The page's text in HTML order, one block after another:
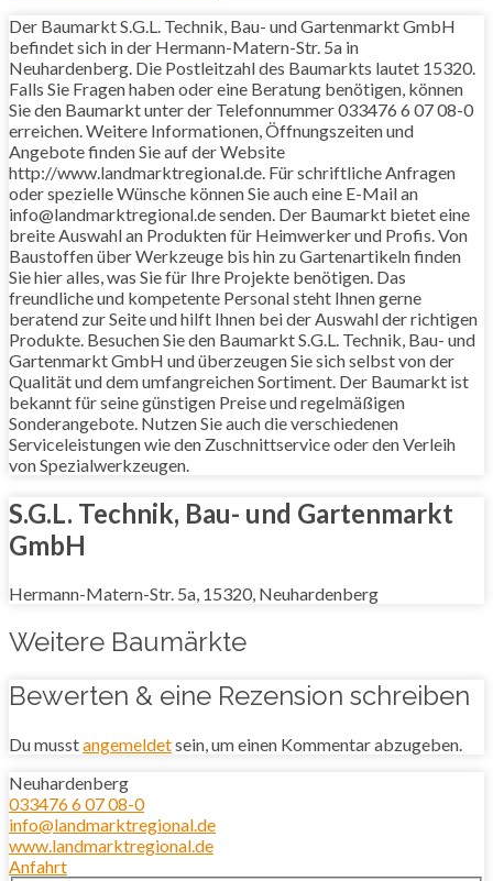
Der Baumarkt S.G.L. Technik, Bau- und Gartenmarkt GmbH
befindet sich in der Hermann-Matern-Str. 5a in
Neuhardenberg. Die Postleitzahl des Baumarkts lautet 15320.
Falls Sie Fragen haben oder eine Beratung benötigen, können
Sie den Baumarkt unter der Telefonnummer 033476 6 07 08-0
erreichen. Weitere Informationen, Öffnungszeiten und
Angebote finden Sie auf der Website
http://www.landmarktregional.de. Für schriftliche Anfragen
oder spezielle Wünsche können Sie auch eine E-Mail an
info@landmarktregional.de senden. Der Baumarkt bietet eine
breite Auswahl an Produkten für Heimwerker und Profis. Von
Baustoffen über Werkzeuge bis hin zu Gartenartikeln finden
Sie hier alles, was Sie für Ihre Projekte benötigen. Das
freundliche und kompetente Personal steht Ihnen gerne
beratend zur Seite und hilft Ihnen bei der Auswahl der richtigen
Produkte. Besuchen Sie den Baumarkt S.G.L. Technik, Bau- und
Gartenmarkt GmbH und überzeugen Sie sich selbst von der
Qualität und dem umfangreichen Sortiment. Der Baumarkt ist
bekannt für seine günstigen Preise und regelmäßigen
Sonderangebote. Nutzen Sie auch die verschiedenen
Serviceleistungen wie den Zuschnittservice oder den Verleih
von Spezialwerkzeugen.
S.G.L. Technik, Bau- und Gartenmarkt
GmbH
Hermann-Matern-Str. 5a, 15320, Neuhardenberg
Weitere Baumärkte
Bewerten & eine Rezension schreiben
Du musstangemeldetsein, um einen Kommentar abzugeben.
Neuhardenberg
033476 6 07 08-0
info@landmarktregional.de
www.landmarktregional.de
Anfahrt